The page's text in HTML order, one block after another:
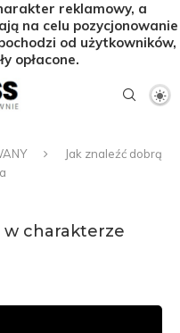
reklamowy, a
na celu pozycjonowanie
od użytkowników,
opłacone.
Jak znaleźć dobrą
w charakterze